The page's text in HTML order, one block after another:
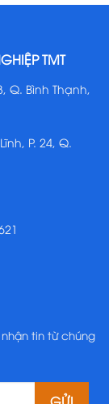
TMT
Q. Bình Thạnh,
P. 24, Q.
tin từ chúng